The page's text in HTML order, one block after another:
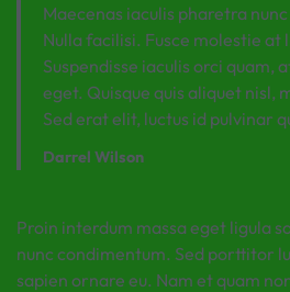
Maecenas iaculis pharetra
Nulla facilisi. Fusce molestie at
Suspendisse iaculis orci quam,
eget. Quisque quis aliquet nisl,
Sed erat elit, luctus id pulvinar
Darrel Wilson
Proin interdum massa eget ligula
nunc condimentum. Sed porttitor
sapien ornare eu. Nam et quam